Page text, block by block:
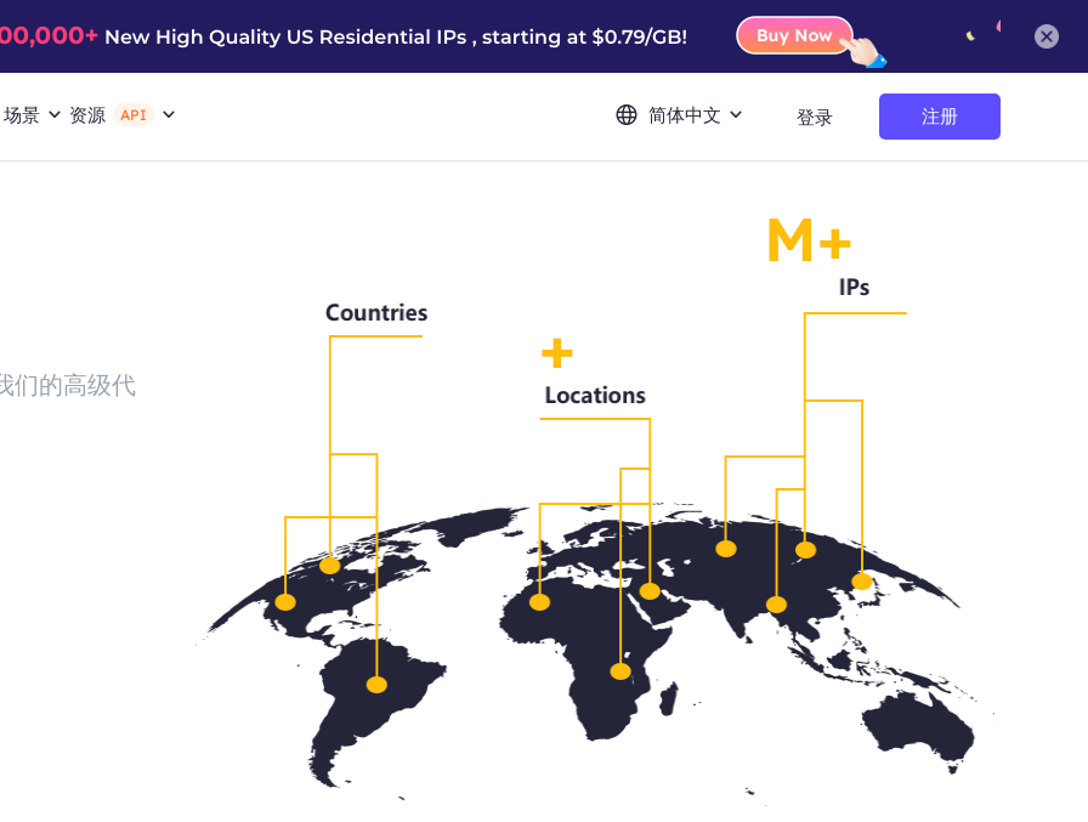
场景 资源 API 简体中文 登录 注册
们的高级代 +
M+